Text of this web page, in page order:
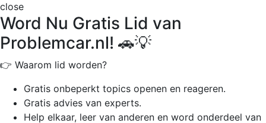
close
Word Nu Gratis Lid van
Problemcar.nl! 🚗💡
👉 Waarom lid worden?
Gratis onbeperkt topics openen en reageren.
Gratis advies van experts.
Help elkaar, leer van anderen en word onderdeel van